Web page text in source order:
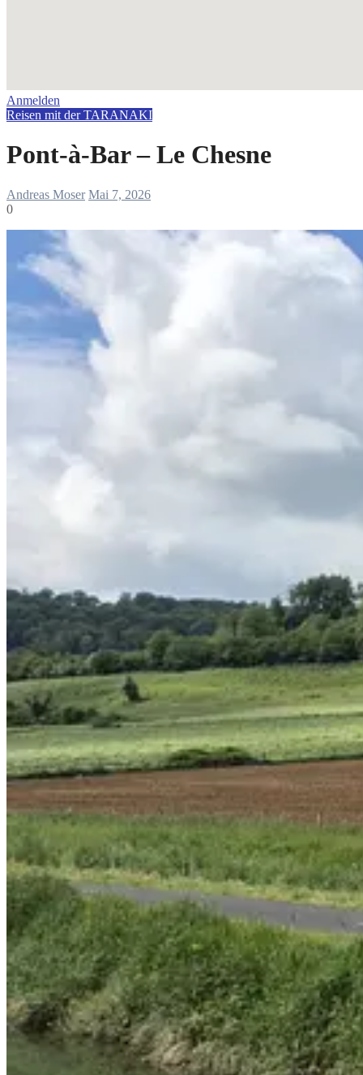
Anmelden
Reisen mit der TARANAKI
Pont-à-Bar – Le Chesne
Andreas Moser Mai 7, 2026
0